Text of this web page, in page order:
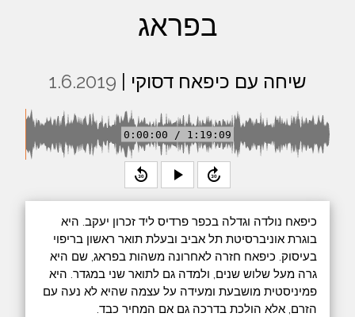
בפראג
שיחה עם כיפאח דסוקי | 1.6.2019
0:00:00 / 1:19:09
replay_30 play_arrow forward_30
כיפאח נולדה וגדלה בכפר פרדיס ליד זכרון יעקב. היא
בוגרת אוניברסיטת תל אביב ובעלת תואר ראשון בריפוי
בעיסוק. כיפאח חזרה לאחרונה משהות בפראג, שם היא
גרה מעל שלוש שנים, ולמדה גם לתואר שני במגדר. היא
פמיניסטית מושבעת ומעידה על עצמה שהיא לא נעה עם
הזרם, אלא הולכת בדרכה גם אם המחיר כבד.